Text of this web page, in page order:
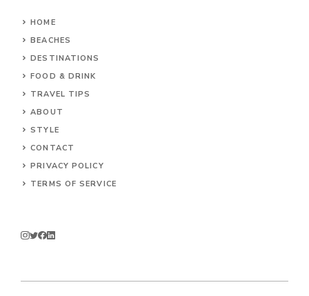
HOME
BEACHES
DESTINATIONS
FOOD & DRINK
TRAVEL TIPS
ABOUT
STYLE
CONTACT
PRIVACY POLICY
TERMS OF SERVICE